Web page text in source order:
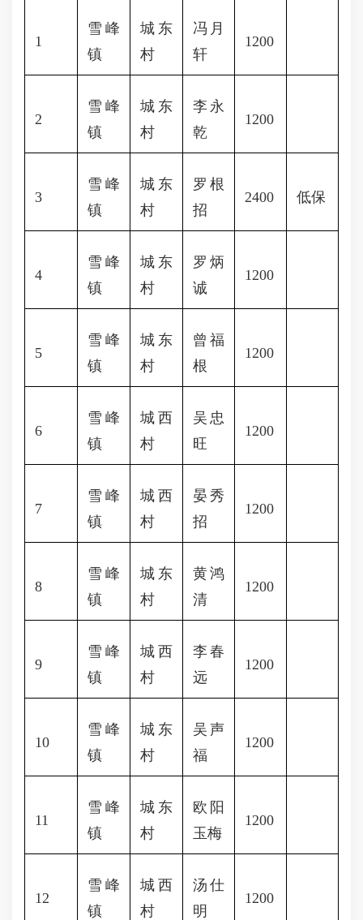
1
雪峰
镇
城东
村
冯月
轩
1200
2
雪峰
镇
城东
村
李永
乾
1200
3
雪峰
镇
城东
村
罗根
招
2400 低保
4
雪峰
镇
城东
村
罗炳
诚
1200
5
雪峰
镇
城东
村
曾福
根
1200
6
雪峰
镇
城西
村
吴忠
旺
1200
7
雪峰
镇
城西
村
晏秀
招
1200
8
雪峰
镇
城东
村
黄鸿
清
1200
9
雪峰
镇
城西
村
李春
远
1200
10
雪峰
镇
城东
村
吴声
福
1200
11
雪峰
镇
城东
村
欧阳
玉梅
1200
12
雪峰
镇
城西
村
汤仕
明
1200